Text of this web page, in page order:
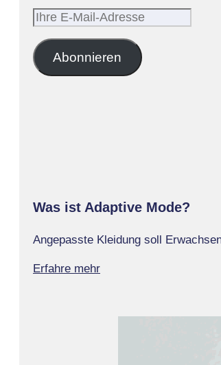
Ihre
Mail-
Adresse
Abonnieren
Was ist Adaptive Mode?
Angepasste Kleidung soll
Erfahre mehr